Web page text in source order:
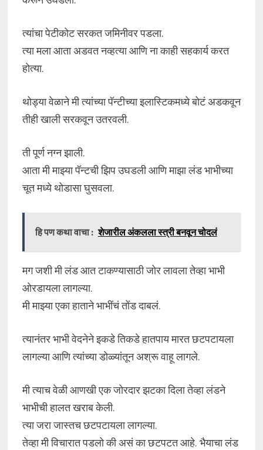
त्यांचा पेटीकोट सरकत जमिनीवर पडला.
त्या मला आता अडवत नव्हत्या आणि ना काही सहकार्य करत
होत्या.
थोड्या वेळाने मी त्यांच्या पॅन्टीच्या इलास्टिकमध्ये बोटं अडकवून
तीही खाली सरकवून उतरवली.
ती पूर्ण नग्न झाली.
आता मी माझ्या पॅन्टची झिप उघडली आणि माझा लंड भाभीच्या
चूत मध्ये थोडासा घुसवला.
हि पण कथा वाचा : शेजारील अंकलला स्त्री बनवून चोदलं
मग जशी मी लंड आत टाकण्यासाठी जोर लावला तेव्हा भाभी
ओरडायला लागल्या.
मी माझ्या एका हाताने भाभींचं तोंड दाबलं.
त्यानंतर भाभी वेदनेने इकडे तिकडे हातपाय मारत छटपटायला
लागल्या आणि त्यांच्या डोळ्यांतून अश्रू वाहू लागले.
मी त्याच वेळी आणखी एक जोरदार झटका दिला तेव्हा लंडने
भाभीची हालत खराब केली.
त्या जरा जास्तच छटपटायला लागल्या.
तेव्हा मी विचारात पडलो की असं का छटपटत आहे. भैयाचा लंड